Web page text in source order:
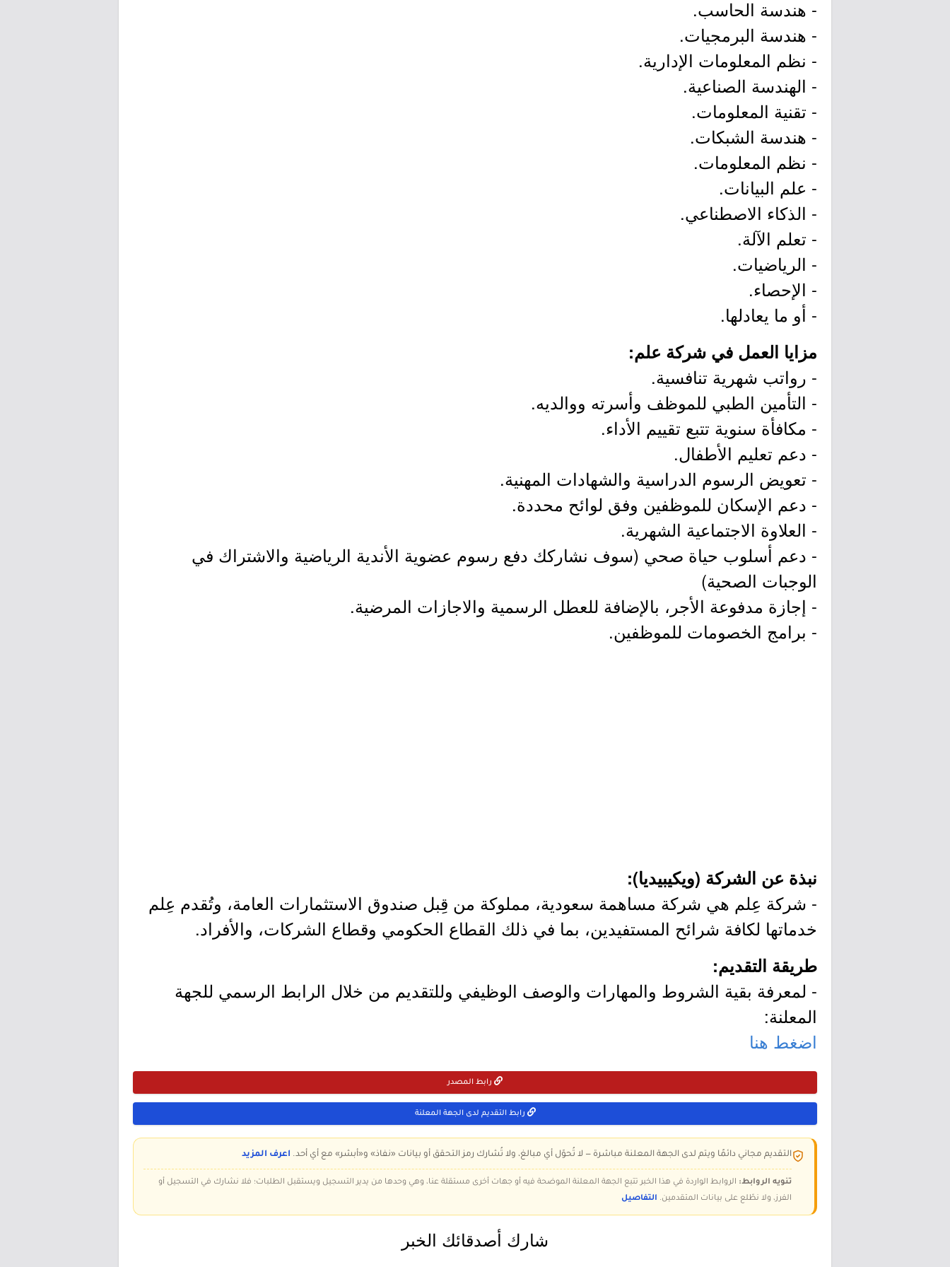
- هندسة الحاسب.
- هندسة البرمجيات.
- نظم المعلومات الإدارية.
- الهندسة الصناعية.
- تقنية المعلومات.
- هندسة الشبكات.
- نظم المعلومات.
- علم البيانات.
- الذكاء الاصطناعي.
- تعلم الآلة.
- الرياضيات.
- الإحصاء.
- أو ما يعادلها.
مزايا العمل في شركة علم:
- رواتب شهرية تنافسية.
- التأمين الطبي للموظف وأسرته ووالديه.
- مكافأة سنوية تتبع تقييم الأداء.
- دعم تعليم الأطفال.
- تعويض الرسوم الدراسية والشهادات المهنية.
- دعم الإسكان للموظفين وفق لوائح محددة.
- العلاوة الاجتماعية الشهرية.
- دعم أسلوب حياة صحي (سوف نشاركك دفع رسوم عضوية الأندية الرياضية والاشتراك في
الوجبات الصحية)
- إجازة مدفوعة الأجر، بالإضافة للعطل الرسمية والاجازات المرضية.
- برامج الخصومات للموظفين.
نبذة عن الشركة (ويكيبيديا):
- شركة عِلم هي شركة مساهمة سعودية، مملوكة من قِبل صندوق الاستثمارات العامة، وتُقدم عِلم
خدماتها لكافة شرائح المستفيدين، بما في ذلك القطاع الحكومي وقطاع الشركات، والأفراد.
طريقة التقديم:
- لمعرفة بقية الشروط والمهارات والوصف الوظيفي وللتقديم من خلال الرابط الرسمي للجهة
المعلنة:
اضغط هنا
رابط المصدر
رابط التقديم لدى الجهة المعلنة
التقديم مجاني دائمًا ويتم لدى الجهة المعلنة مباشرة — لا تُحوّل أي مبالغ، ولا تُشارك رمز التحقق أو بيانات «نفاذ» و«أبشر» مع أي أحد. اعرف المزيد
تنويه الروابط: الروابط الواردة في هذا الخبر تتبع الجهة المعلنة الموضحة فيه أو جهات أخرى مستقلة عنا، وهي وحدها من يدير التسجيل ويستقبل الطلبات؛ فلا نشارك في التسجيل أو
الفرز، ولا نطّلع على بيانات المتقدمين. التفاصيل
شارك أصدقائك الخبر